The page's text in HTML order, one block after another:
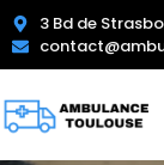
3 Bd de